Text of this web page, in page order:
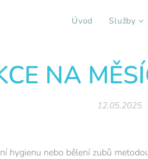
Úvod Služby
NA
12.05.2025
hygienu nebo bělení zubů